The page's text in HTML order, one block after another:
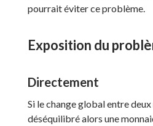
pourrait éviter ce problème.
Exposition du
Directement
Si le change global entre
déséquilibré alors une